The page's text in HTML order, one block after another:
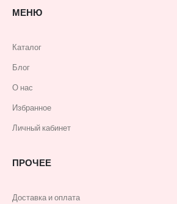
МЕНЮ
Каталог
Блог
О нас
Избранное
Личный кабинет
ПРОЧЕЕ
Доставка и оплата